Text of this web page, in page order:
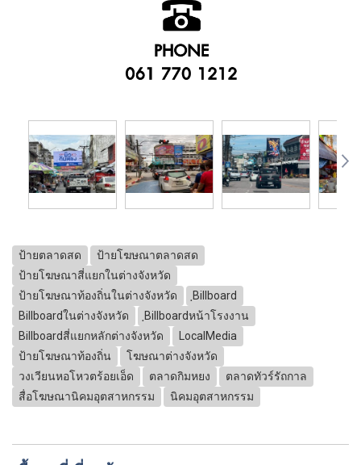
ป้ายตลาดสด
ป้ายโฆษณาตลาดสด
ป้ายโฆษณาสี่แยกในต่างจังหวัด
ป้ายโฆษณาท้องถิ่นในต่างจังหวัด
ฺBillboard
Billboardในต่างจังหวัด
ฺBillboardหน้าโรงงาน
Billboardสี่แยกหลักต่างจังหวัด
LocalMedia
ป้ายโฆษณาท้องถิ่น
โฆษณาต่างจังหวัด
วงเวียนหอโหวตร้อยเอ็ด
ตลาดกิมหยง
ตลาดทัวร์รัถกาล
สื่อโฆษณานิคมอุตสาหกรรม
นิคมอุตสาหกรรม